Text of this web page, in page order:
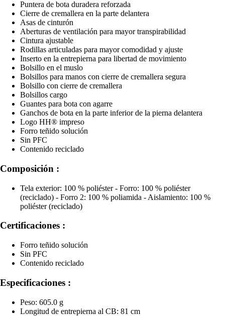
Puntera de bota duradera reforzada
Cierre de cremallera en la parte delantera
Asas de cinturón
Aberturas de ventilación para mayor transpirabilidad
Cintura ajustable
Rodillas articuladas para mayor comodidad y ajuste
Inserto en la entrepierna para libertad de movimiento
Bolsillo en el muslo
Bolsillos para manos con cierre de cremallera segura
Bolsillo con cierre de cremallera
Bolsillos cargo
Guantes para bota con agarre
Ganchos de bota en la parte inferior de la pierna delantera
Logo HH® impreso
Forro teñido solución
Sin PFC
Contenido reciclado
Composición :
Tela exterior: 100 % poliéster - Forro: 100 % poliéster
(reciclado) - Forro 2: 100 % poliamida - Aislamiento: 100 %
poliéster (reciclado)
Certificaciones :
Forro teñido solución
Sin PFC
Contenido reciclado
Especificaciones :
Peso: 605.0 g
Longitud de entrepierna al CB: 81 cm